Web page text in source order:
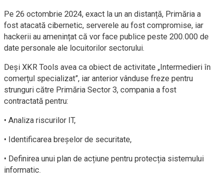
Pe 26 octombrie 2024, exact la un an distanță, Primăria a
fost atacată cibernetic, serverele au fost compromise, iar
hackerii au amenințat că vor face publice peste 200.000 de
date personale ale locuitorilor sectorului.
Deși XKR Tools avea ca obiect de activitate „Intermedieri în
comerțul specializat”, iar anterior vânduse freze pentru
strunguri către Primăria Sector 3, compania a fost
contractată pentru:
• Analiza riscurilor IT,
• Identificarea breșelor de securitate,
• Definirea unui plan de acțiune pentru protecția sistemului
informatic.